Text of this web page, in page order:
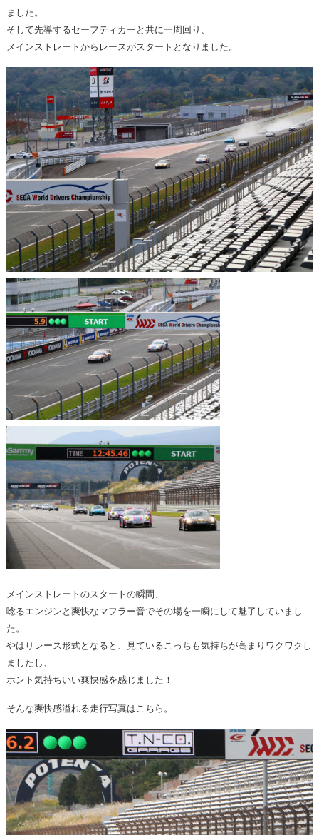
ました。
そして先導するセーフティカーと共に一周回り、
メインストレートからレースがスタートとなりました。
メインストレートのスタートの瞬間、
唸るエンジンと爽快なマフラー音でその場を一瞬にして魅了していまし
た。
やはりレース形式となると、見ているこっちも気持ちが高まりワクワクし
ましたし、
ホント気持ちいい爽快感を感じました！
そんな爽快感溢れる走行写真はこちら。